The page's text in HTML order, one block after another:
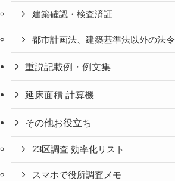
建築確認・検査済証
都市計画法、建築基準法以外の法令
重説記載例・例文集
延床面積 計算機
その他お役立ち
23区調査 効率化リスト
スマホで役所調査メモ